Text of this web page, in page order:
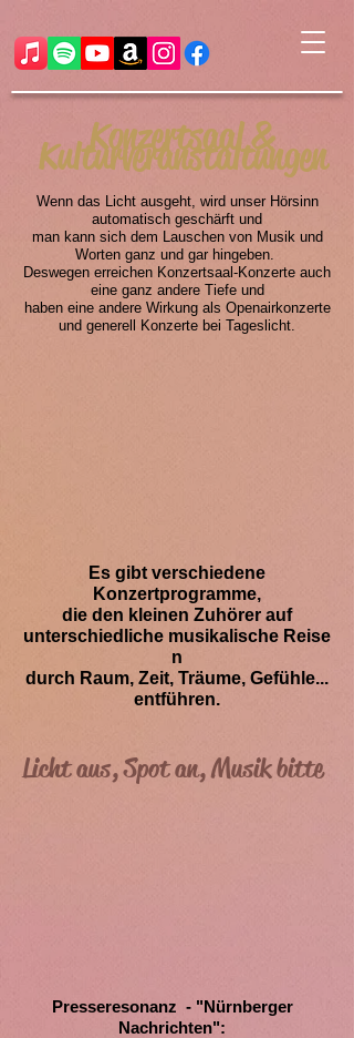
Konzertsaal &
Kulturveranstaltungen
Wenn das Licht ausgeht, wird unser Hörsinn
automatisch geschärft und
man kann sich dem Lauschen von Musik und
Worten ganz und gar hingeben.
Deswegen erreichen Konzertsaal-Konzerte auch
eine ganz andere Tiefe und
haben eine andere Wirkung als Openairkonzerte
und generell Konzerte bei Tageslicht.
Es gibt verschiedene
Konzertprogramme,
die den kleinen Zuhörer auf
unterschiedliche musikalische Reise
n
durch Raum, Zeit, Träume, Gefühle...
entführen.
Licht aus, Spot an, Musik bitte
Presseresonanz - "Nürnberger
Nachrichten":